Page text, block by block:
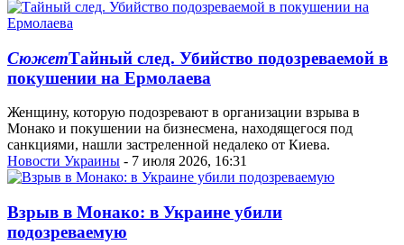
СюжетТайный след. Убийство подозреваемой в
покушении на Ермолаева
Женщину, которую подозревают в организации взрыва в
Монако и покушении на бизнесмена, находящегося под
санкциями, нашли застреленной недалеко от Киева.
Новости Украины - 7 июля 2026, 16:31
Взрыв в Монако: в Украине убили
подозреваемую